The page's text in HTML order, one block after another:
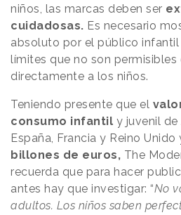
niños, las marcas deben ser
cuidadosas. Es necesario
absoluto por el público
límites que no son
directamente a los niños.
Teniendo presente que el
consumo infantil y juvenil de
España, Francia y Reino
billones de euros, The
recuerda que para hacer
antes hay que investigar: “No
adultos. Los niños saben